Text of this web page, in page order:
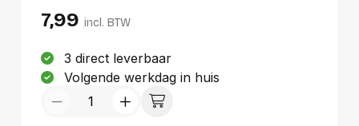
voor nauwkeurige metingen en gedetailleerde
maakt het eenvoudig om deze tool mee te
nemen en op te bergen, waardoor het een
waardevolle aanvulling is op uw
tekenmateriaal en hobbyartikelen.
7,99 incl. BTW
3 direct leverbaar
Volgende werkdag in huis